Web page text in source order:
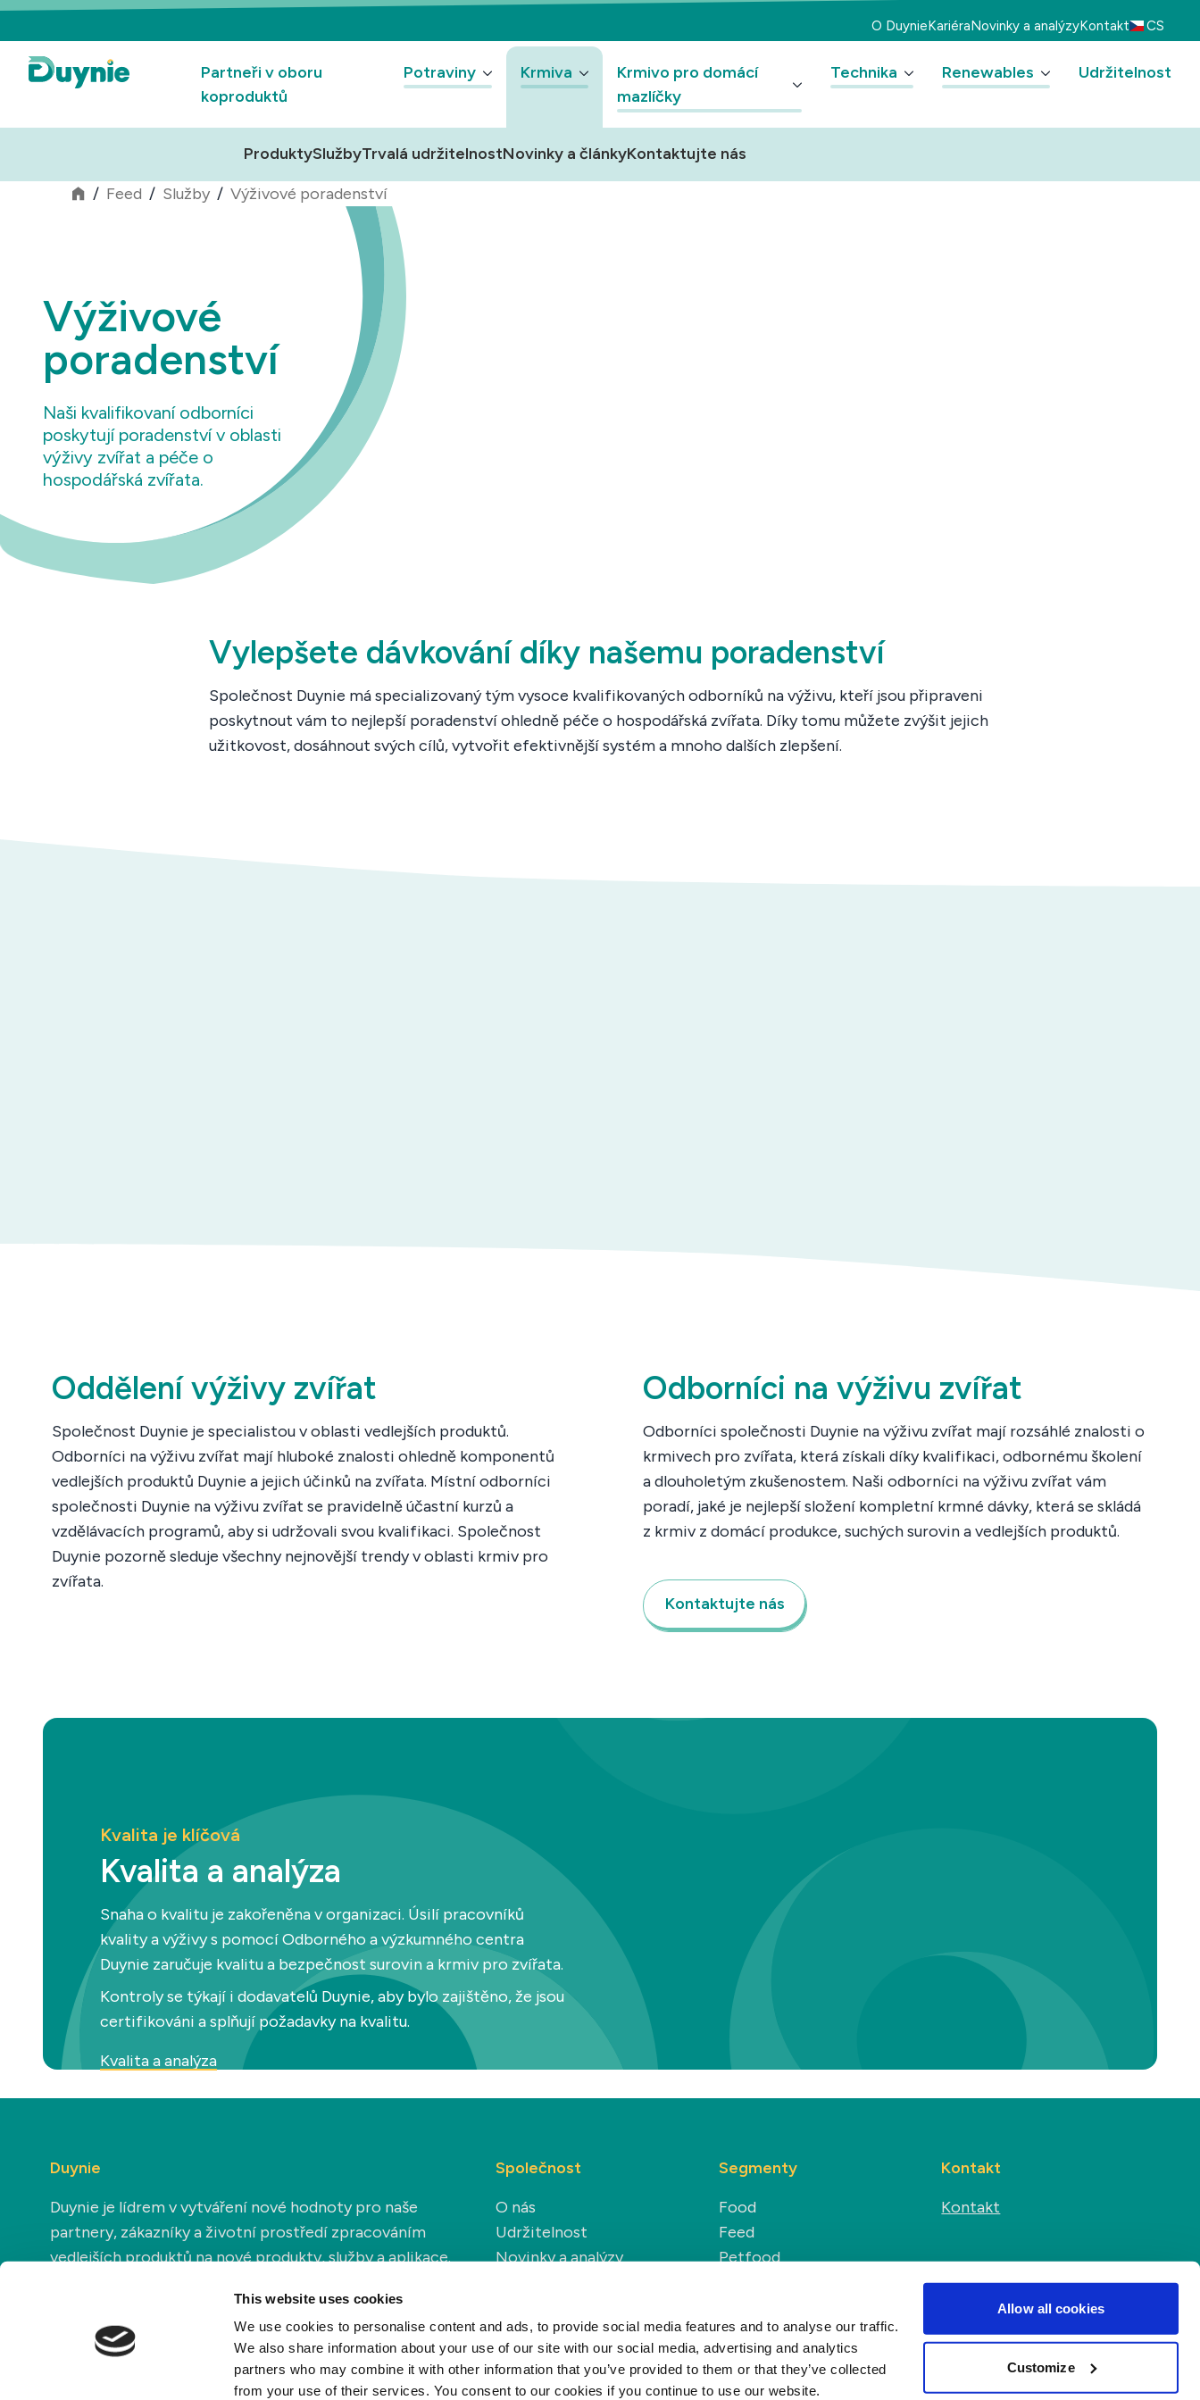
This website uses cookies
We use cookies to personalise content and ads, to provide social media features and to analyse our traffic.
We also share information about your use of our site with our social media, advertising and analytics
partners who may combine it with other information that you’ve provided to them or that they’ve collected
from your use of their services. You consent to our cookies if you continue to use our website.
Allow all cookies
Customize
O DuynieKariéraNovinky a analýzyKontakt CS
Partneři v oboru
koproduktů
Potraviny Krmiva
Krmivo pro domácí
mazlíčky
Technika Renewables Udržitelnost
ProduktySlužbyTrvalá udržitelnostNovinky a článkyKontaktujte nás
/ Feed / Služby / Výživové poradenství
Výživové
poradenství
Naši kvalifikovaní odborníci
poskytují poradenství v oblasti
výživy zvířat a péče o
hospodářská zvířata.
Vylepšete dávkování díky našemu poradenství
Společnost Duynie má specializovaný tým vysoce kvalifikovaných odborníků na výživu, kteří jsou připraveni
poskytnout vám to nejlepší poradenství ohledně péče o hospodářská zvířata. Díky tomu můžete zvýšit jejich
užitkovost, dosáhnout svých cílů, vytvořit efektivnější systém a mnoho dalších zlepšení.
Oddělení výživy zvířat
Společnost Duynie je specialistou v oblasti vedlejších produktů.
Odborníci na výživu zvířat mají hluboké znalosti ohledně komponentů
vedlejších produktů Duynie a jejich účinků na zvířata. Místní odborníci
společnosti Duynie na výživu zvířat se pravidelně účastní kurzů a
vzdělávacích programů, aby si udržovali svou kvalifikaci. Společnost
Duynie pozorně sleduje všechny nejnovější trendy v oblasti krmiv pro
zvířata.
Odborníci na výživu zvířat
Odborníci společnosti Duynie na výživu zvířat mají rozsáhlé znalosti o
krmivech pro zvířata, která získali díky kvalifikaci, odbornému školení
a dlouholetým zkušenostem. Naši odborníci na výživu zvířat vám
poradí, jaké je nejlepší složení kompletní krmné dávky, která se skládá
z krmiv z domácí produkce, suchých surovin a vedlejších produktů.
Kontaktujte nás
Kvalita je klíčová
Kvalita a analýza
Snaha o kvalitu je zakořeněna v organizaci. Úsilí pracovníků
kvality a výživy s pomocí Odborného a výzkumného centra
Duynie zaručuje kvalitu a bezpečnost surovin a krmiv pro zvířata.
Kontroly se týkají i dodavatelů Duynie, aby bylo zajištěno, že jsou
certifikováni a splňují požadavky na kvalitu.
Kvalita a analýza
Duynie
Duynie je lídrem v vytváření nové hodnoty pro naše
partnery, zákazníky a životní prostředí zpracováním
vedlejších produktů na nové produkty, služby a aplikace.
Společnost
O nás
Udržitelnost
Novinky a analýzy
Segmenty
Food
Feed
Petfood
Kontakt
Kontakt